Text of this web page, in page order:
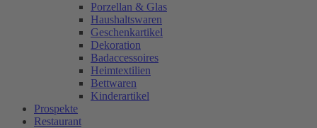
Porzellan & Glas
Haushaltswaren
Geschenkartikel
Dekoration
Badaccessoires
Heimtextilien
Bettwaren
Kinderartikel
Prospekte
Restaurant